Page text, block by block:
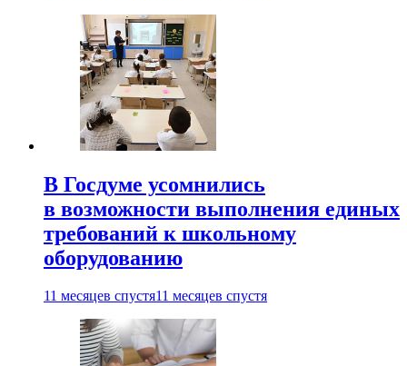
В Госдуме усомнились
в возможности выполнения единых
требований к школьному
оборудованию
11 месяцев спустя11 месяцев спустя